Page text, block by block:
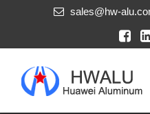
sales@hw-